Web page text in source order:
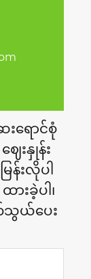
ရောင်စုံ
ေးနှုန်း
န်းလိုပါ
းခဲ့ပါ၊
သွယ်ပေး